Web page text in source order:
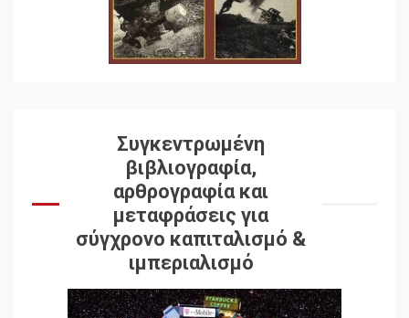
Συγκεντρωμένη
βιβλιογραφία,
αρθρογραφία και
μεταφράσεις για
σύγχρονο καπιταλισμό &
ιμπεριαλισμό